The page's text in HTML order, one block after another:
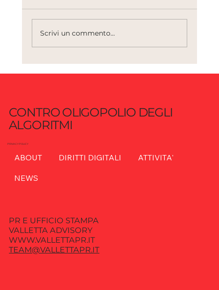
Scrivi un commento...
PR E UFFICIO STAMPA
VALLETTA ADVISORY
WWW.VALLETTAPR.IT
TEAM@VALLETTAPR.IT
CONTRO OLIGOPOLIO DEGLI
ALGORITMI
PRIVACY POLICY
ABOUT DIRITTI DIGITALI ATTIVITA'
NEWS